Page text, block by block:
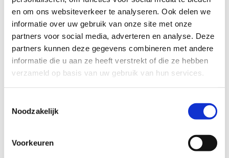
en om ons websiteverkeer te analyseren. Ook delen we
informatie over uw gebruik van onze site met onze
partners voor social media, adverteren en analyse. Deze
partners kunnen deze gegevens combineren met andere
informatie die u aan ze heeft verstrekt of die ze hebben
verzameld op basis van uw gebruik van hun services.
Noodzakelijk
Voorkeuren
Heb je een vraag, contacteer ons via
sportievevrijetijd@sport.vlaanderen.​
ALGEMENE BEOORDELING *